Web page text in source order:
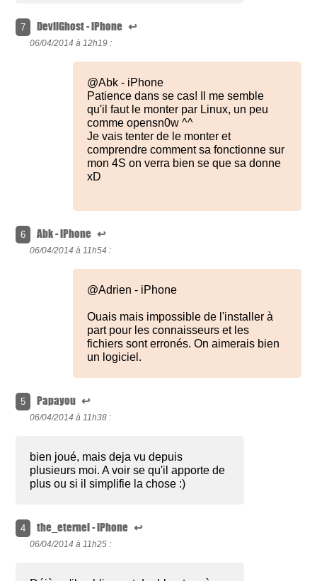
7 DevilGhost - iPhone ↩
06/04/2014 à 12h19 :
@Abk - iPhone
Patience dans se cas! Il me semble
qu'il faut le monter par Linux, un peu
comme opensn0w ^^
Je vais tenter de le monter et
comprendre comment sa fonctionne sur
mon 4S on verra bien se que sa donne
xD
6 Abk - iPhone ↩
06/04/2014 à 11h54 :
@Adrien - iPhone
Ouais mais impossible de l'installer à
part pour les connaisseurs et les
fichiers sont erronés. On aimerais bien
un logiciel.
5 Papayou ↩
06/04/2014 à 11h38 :
bien joué, mais deja vu depuis
plusieurs moi. A voir se qu'il apporte de
plus ou si il simplifie la chose :)
4 the_eternel - iPhone ↩
06/04/2014 à 11h25 :